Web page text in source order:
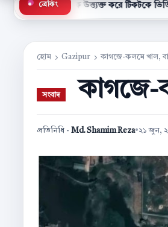
● ব্রেকিং
উত্ত্যক্ত করে টিকটকে ভিডিও পোস্ট, কিশোর
হোম Gazipur কাগজে-কলমে খাল,
কাগজে-
প্রতিনিধি - Md. Shamim Reza•২১ জুন,